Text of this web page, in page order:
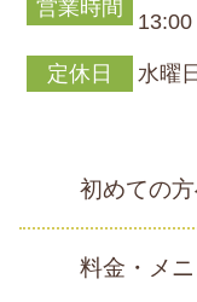
営業時間
13:00
定休日 水曜
初めての
料金・メ